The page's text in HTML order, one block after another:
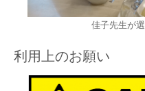
佳子先生が
利用上のお願い